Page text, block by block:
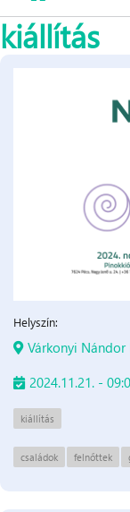
kiállítás
Helyszín:
Várkonyi Nándor
2024.11.21. -
kiállítás
családok felnőttek